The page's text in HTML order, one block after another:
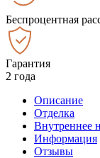
Беспроцентная
Гарантия
2 года
Описание
Отделка
Внутреннее
Информация
Отзывы